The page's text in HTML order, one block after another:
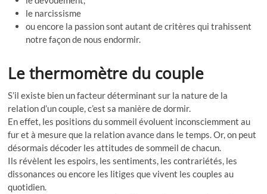
le narcissisme
ou encore la passion sont autant de critères qui trahissent
notre façon de nous endormir.
Le thermomètre du couple
S’il existe bien un facteur déterminant sur la nature de la
relation d’un couple, c’est sa manière de dormir.
En effet, les positions du sommeil évoluent inconsciemment au
fur et à mesure que la relation avance dans le temps. Or, on peut
désormais décoder les attitudes de sommeil de chacun.
Ils révèlent les espoirs, les sentiments, les contrariétés, les
dissonances ou encore les litiges que vivent les couples au
quotidien.